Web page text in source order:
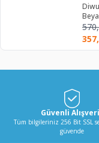
Güvenli
Tüm bilgileriniz 256 Bit SSL
güvende